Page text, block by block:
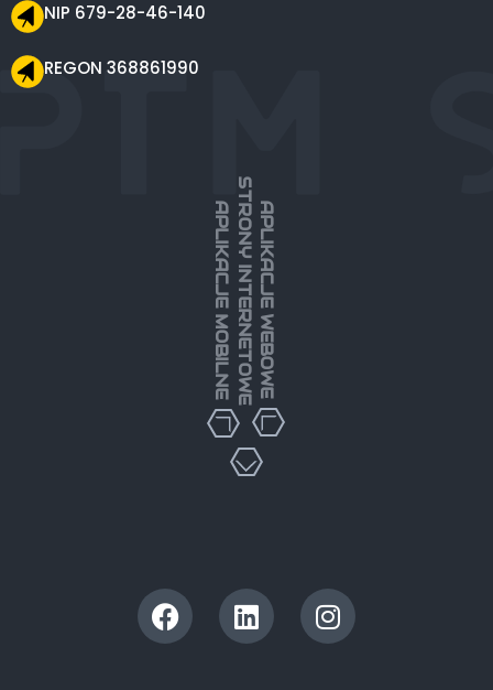
NIP 679-28-46-140
REGON 368861990
APLIKACJE MOBILNESTRONY INTERNETOWEAPLIKACJE WEBOWE